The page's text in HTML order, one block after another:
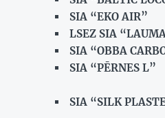
SIA “EKO AIR”
LSEZ SIA
SIA “OBBA
SIA “PĒRNES L”
SIA “SILK